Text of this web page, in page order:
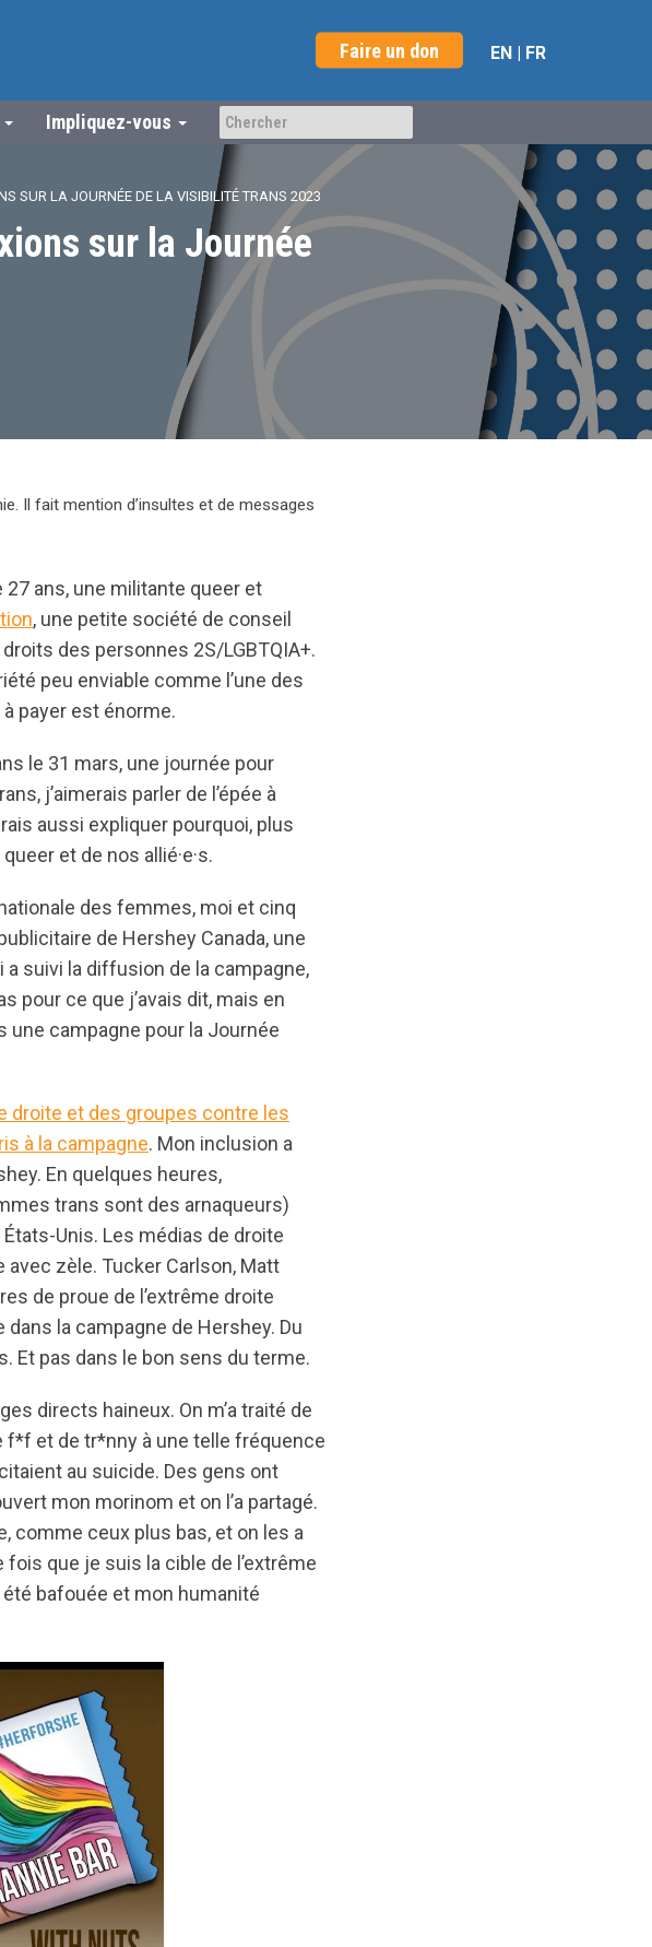
Faire un don EN | FR
Impliquez-vous
SUR LA JOURNÉE DE LA VISIBILITÉ TRANS 2023
sur la Journée
Il fait mention d’insultes et de messages
ans, une militante queer et
, une petite société de conseil
des personnes 2S/LGBTQIA+.
peu enviable comme l’une des
payer est énorme.
le 31 mars, une journée pour
j’aimerais parler de l’épée à
aussi expliquer pourquoi, plus
et de nos allié·e·s.
des femmes, moi et cinq
de Hershey Canada, une
suivi la diffusion de la campagne,
pour ce que j’avais dit, mais en
campagne pour la Journée
droite et des groupes contre les
à la campagne. Mon inclusion a
En quelques heures,
trans sont des arnaqueurs)
Unis. Les médias de droite
avec zèle. Tucker Carlson, Matt
de proue de l’extrême droite
la campagne de Hershey. Du
Et pas dans le bon sens du terme.
directs haineux. On m’a traité de
f*f et de tr*nny à une telle fréquence
au suicide. Des gens ont
mon morinom et on l’a partagé.
comme ceux plus bas, et on les a
que je suis la cible de l’extrême
été bafouée et mon humanité